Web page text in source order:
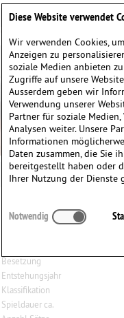
Preludium für
Besetzung
Entstehungsjahr
Klassifikation
Spieldauer ca.
Diese Website verwendet
Wir verwenden Cookies,
Anzeigen zu
soziale Medien anbieten
Zugriffe auf unsere
Ausserdem geben wir
Verwendung unserer
Partner für soziale
Analysen weiter. Unsere
Informationen
Daten zusammen, die Sie
bereitgestellt haben oder
Ihrer Nutzung der Dienste
Notwendig